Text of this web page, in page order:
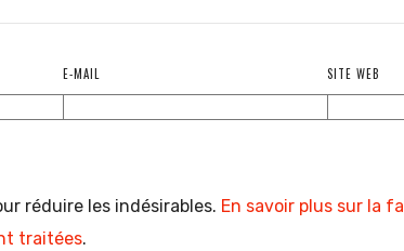
E-MAIL SITE WEB
réduire les indésirables. En savoir plus sur la
traitées.